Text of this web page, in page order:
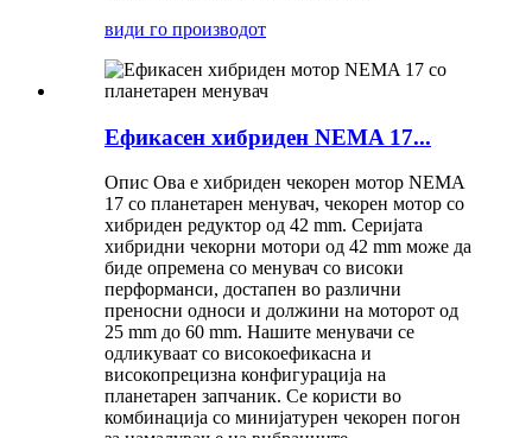
види го производот
Ефикасен хибриден NEMA 17...
Опис Ова е хибриден чекорен мотор NEMA
17 со планетарен менувач, чекорен мотор со
хибриден редуктор од 42 mm. Серијата
хибридни чекорни мотори од 42 mm може да
биде опремена со менувач со високи
перформанси, достапен во различни
преносни односи и должини на моторот од
25 mm до 60 mm. Нашите менувачи се
одликуваат со високоефикасна и
високопрецизна конфигурација на
планетарен запчаник. Се користи во
комбинација со минијатурен чекорен погон